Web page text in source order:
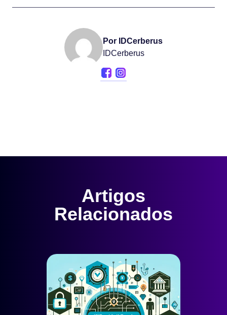
Por IDCerberus
IDCerberus
Artigos
Relacionados